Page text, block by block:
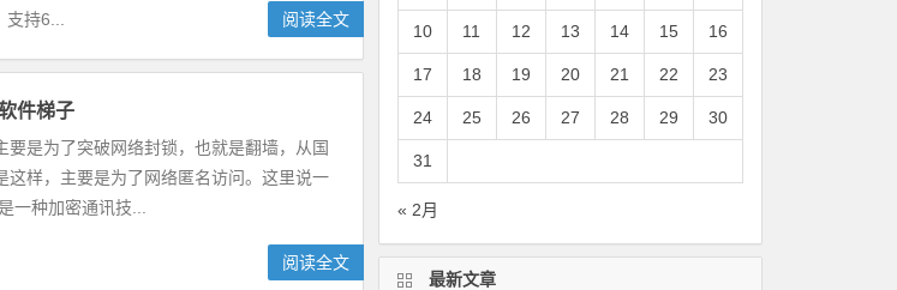
持6...
阅读全文
件梯子
是为了突破网络封锁，也就是翻墙，从国
这样，主要是为了网络匿名访问。这里说一
一种加密通讯技...
阅读全文
10 11 12 13 14 15 16
17 18 19 20 21 22 23
24 25 26 27 28 29 30
31
« 2月
最新文章